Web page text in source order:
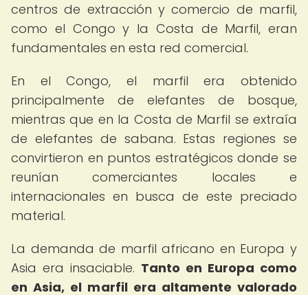
centros de extracción y comercio de marfil,
como el Congo y la Costa de Marfil, eran
fundamentales en esta red comercial.
En el Congo, el marfil era obtenido
principalmente de elefantes de bosque,
mientras que en la Costa de Marfil se extraía
de elefantes de sabana. Estas regiones se
convirtieron en puntos estratégicos donde se
reunían comerciantes locales e
internacionales en busca de este preciado
material.
La demanda de marfil africano en Europa y
Asia era insaciable. Tanto en Europa como
en Asia, el marfil era altamente valorado